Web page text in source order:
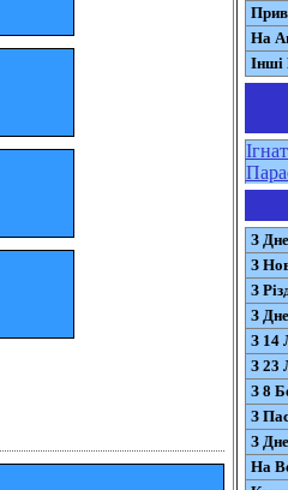
На
Інші
З
З
З
З
З 14
З 23
З 8
З
З
На